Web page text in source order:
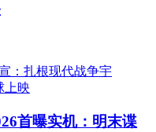
首曝实机：明末谍